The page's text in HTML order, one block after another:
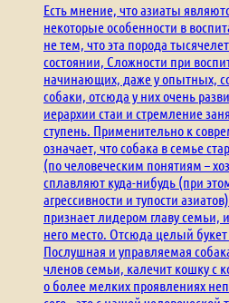
Есть мнение, что азиаты
некоторые особенности в
не тем, что эта порода
состоянии, Сложности при
начинающих, даже у опытных,
собаки, отсюда у них очень
иерархии стаи и стремление
ступень. Применительно к
означает, что собака в семье
(по человеческим понятиям –
сплавляют куда-нибудь (при
агрессивности и тупости
признает лидером главу семьи,
него место. Отсюда целый
Послушная и управляемая
членов семьи, калечит кошку с
о более мелких проявлениях